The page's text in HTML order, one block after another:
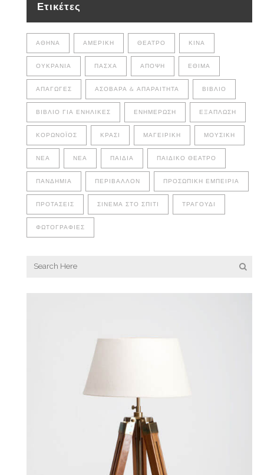
Ετικέτες
ΑΘΉΝΑ ΑΜΕΡΙΚΉ ΘΈΑΤΡΟ ΚΊΝΑ
ΟΥΚΡΑΝΊΑ ΠΆΣΧΑ ΆΠΟΨΗ ΈΘΙΜΑ
ΑΠΑΓΩΓΈΣ ΑΣΌΒΑΡΑ & ΑΠΑΡΑΊΤΗΤΑ ΒΙΒΛΊΟ
ΒΙΒΛΊΟ ΓΙΑ ΕΝΉΛΙΚΕΣ ΕΝΗΜΈΡΩΣΗ ΕΞΆΠΛΩΣΗ
ΚΟΡΩΝΟΪΌΣ ΚΡΑΣΊ ΜΑΓΕΙΡΙΚΉ ΜΟΥΣΙΚΉ
ΝΈΑ ΝΕΑ ΠΑΙΔΙΆ ΠΑΙΔΙΚΌ ΘΈΑΤΡΟ
ΠΑΝΔΗΜΊΑ ΠΕΡΙΒΆΛΛΟΝ ΠΡΟΣΩΠΙΚΉ ΕΜΠΕΙΡΊΑ
ΠΡΟΤΆΣΕΙΣ ΣΙΝΕΜΆ ΣΤΟ ΣΠΊΤΙ ΤΡΑΓΟΎΔΙ
ΦΩΤΟΓΡΑΦΊΕΣ